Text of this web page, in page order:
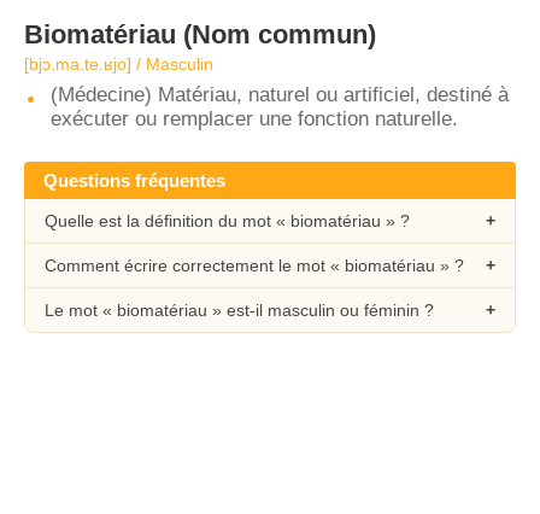
Biomatériau (Nom commun)
[bjɔ.ma.te.ʁjo] / Masculin
(Médecine) Matériau, naturel ou artificiel, destiné à
exécuter ou remplacer une fonction naturelle.
Questions fréquentes
Quelle est la définition du mot « biomatériau » ?
Comment écrire correctement le mot « biomatériau » ?
Le mot « biomatériau » est-il masculin ou féminin ?